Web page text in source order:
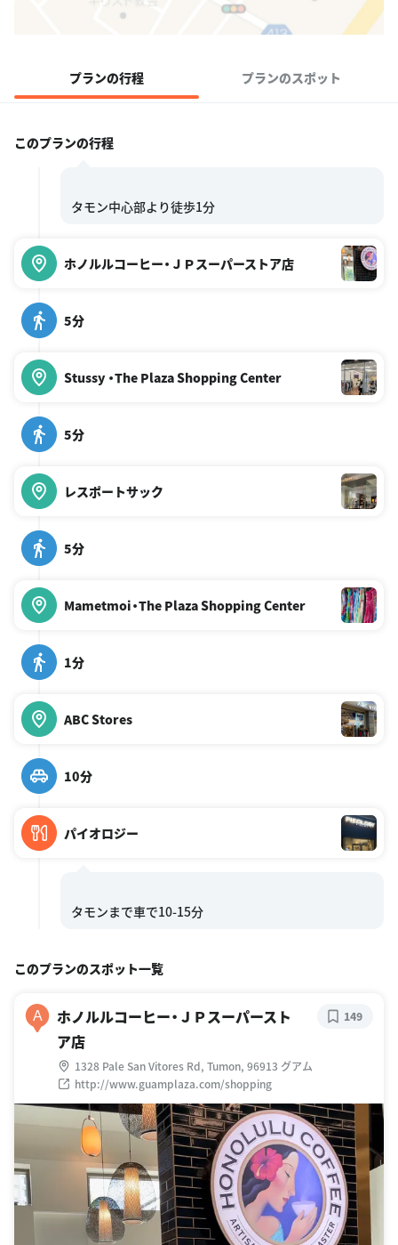
プランの行程 プランのスポット
このプランの行程
ホノルルコーヒー・ＪＰスーパーストア店
5分
Stussy ・The Plaza Shopping Center
5分
レスポートサック
5分
Mametmoi・The Plaza Shopping Center
1分
ABC Stores
10分
パイオロジー
このプランのスポット一覧
A
ホノルルコーヒー・ＪＰスーパースト
ア店
1328 Pale San Vitores Rd, Tumon, 96913 グアム
http://www.guamplaza.com/shopping
149